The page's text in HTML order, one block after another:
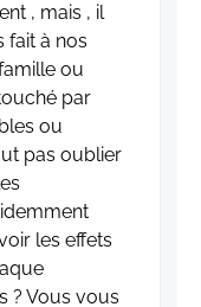
, mais , il
fait à nos
ou
par
ou
pas oublier
les effets
? Vous vous